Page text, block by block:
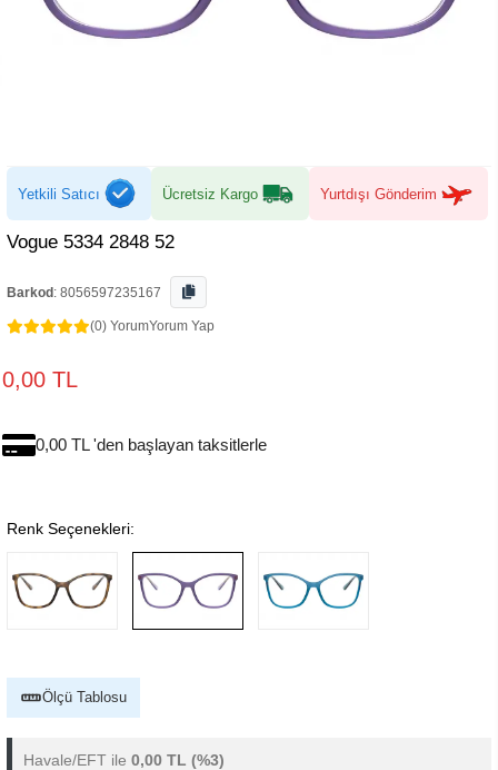
Yetkili Satıcı Ücretsiz Kargo Yurtdışı Gönderim
Vogue 5334 2848 52
Barkod : 8056597235167
(0) YorumYorum Yap
0,00 TL
0,00 TL 'den başlayan taksitlerle
Renk Seçenekleri:
Ölçü Tablosu
Havale/EFT ile 0,00 TL (%3)